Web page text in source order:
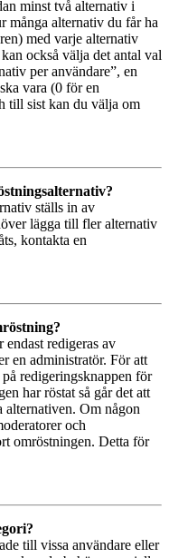
minst två alternativ i
många alternativ du får ha
med varje alternativ
också välja det antal val
per användare”, en
vara (0 för en
till sist kan du välja om
ställs in av
lägga till fler alternativ
kontakta en
redigeras av
en administratör. För att
redigeringsknappen för
har röstat så går det att
alternativen. Om någon
och
omröstningen. Detta för
till vissa användare eller